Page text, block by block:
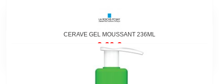
CERAVE GEL MOUSSANT 236ML
9,60 €